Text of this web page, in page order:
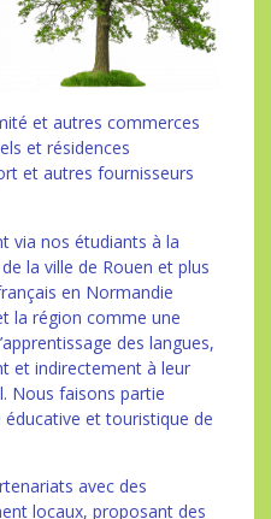
et autres commerces
et résidences
et autres fournisseurs
via nos étudiants à la
la ville de Rouen et plus
en Normandie
la région comme une
des langues,
et indirectement à leur
Nous faisons partie
éducative et touristique de
avec des
locaux, proposant des